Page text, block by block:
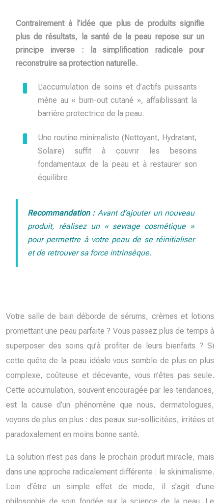
Contrairement à l’idée que plus de produits signifie
plus de résultats, la santé de la peau repose sur un
principe inverse : la simplification radicale pour
reconstruire sa protection naturelle.
L’accumulation de soins et d’actifs puissants
mène au « burn-out cutané », affaiblissant la
barrière protectrice de la peau.
Une routine minimaliste (Nettoyant, Hydratant,
Solaire) suffit à couvrir les besoins
fondamentaux de la peau et à restaurer son
équilibre.
Recommandation :Avant d’ajouter un nouveau
produit, réalisez un « sevrage cosmétique »
pour permettre à votre peau de se réinitialiser
et de retrouver sa force intrinsèque.
Votre salle de bain déborde de sérums, crèmes et lotions
promettant une peau parfaite ? Vous passez plus de temps à
superposer des soins qu’à profiter de leurs bienfaits ? Si
cette quête de la peau idéale vous semble de plus en plus
complexe, coûteuse et décevante, vous n’êtes pas seule.
Cette accumulation, souvent encouragée par les tendances,
est la cause d’un phénomène que nous, dermatologues,
voyons de plus en plus : des peaux sur-sollicitées, irritées et
paradoxalement en moins bonne santé.
La solution n’est pas dans le prochain produit miracle, mais
dans une approche radicalement différente : le skinimalisme.
Loin d’être un simple effet de mode, il s’agit d’une